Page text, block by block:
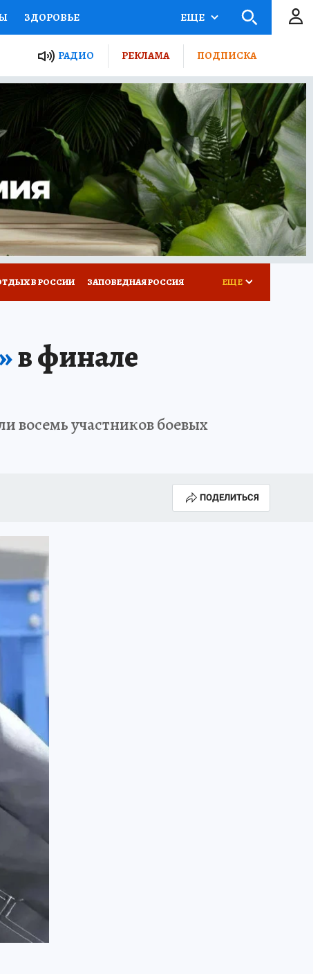
ЗДОРОВЬЕ
РОССИИ
ПУТЕВОДИТЕЛЬ
ЖЕЛЕЗА ТУРИЗМ
ГИД ПОТРЕБИТЕЛЯ ВСЕ О КП
ЕЩЕ
РАДИО РЕКЛАМА ПОДПИСКА
В РОССИИ ЗАПОВЕДНАЯ РОССИЯ ЕЩЕ
в финале
восемь участников боевых
ПОДЕЛИТЬСЯ